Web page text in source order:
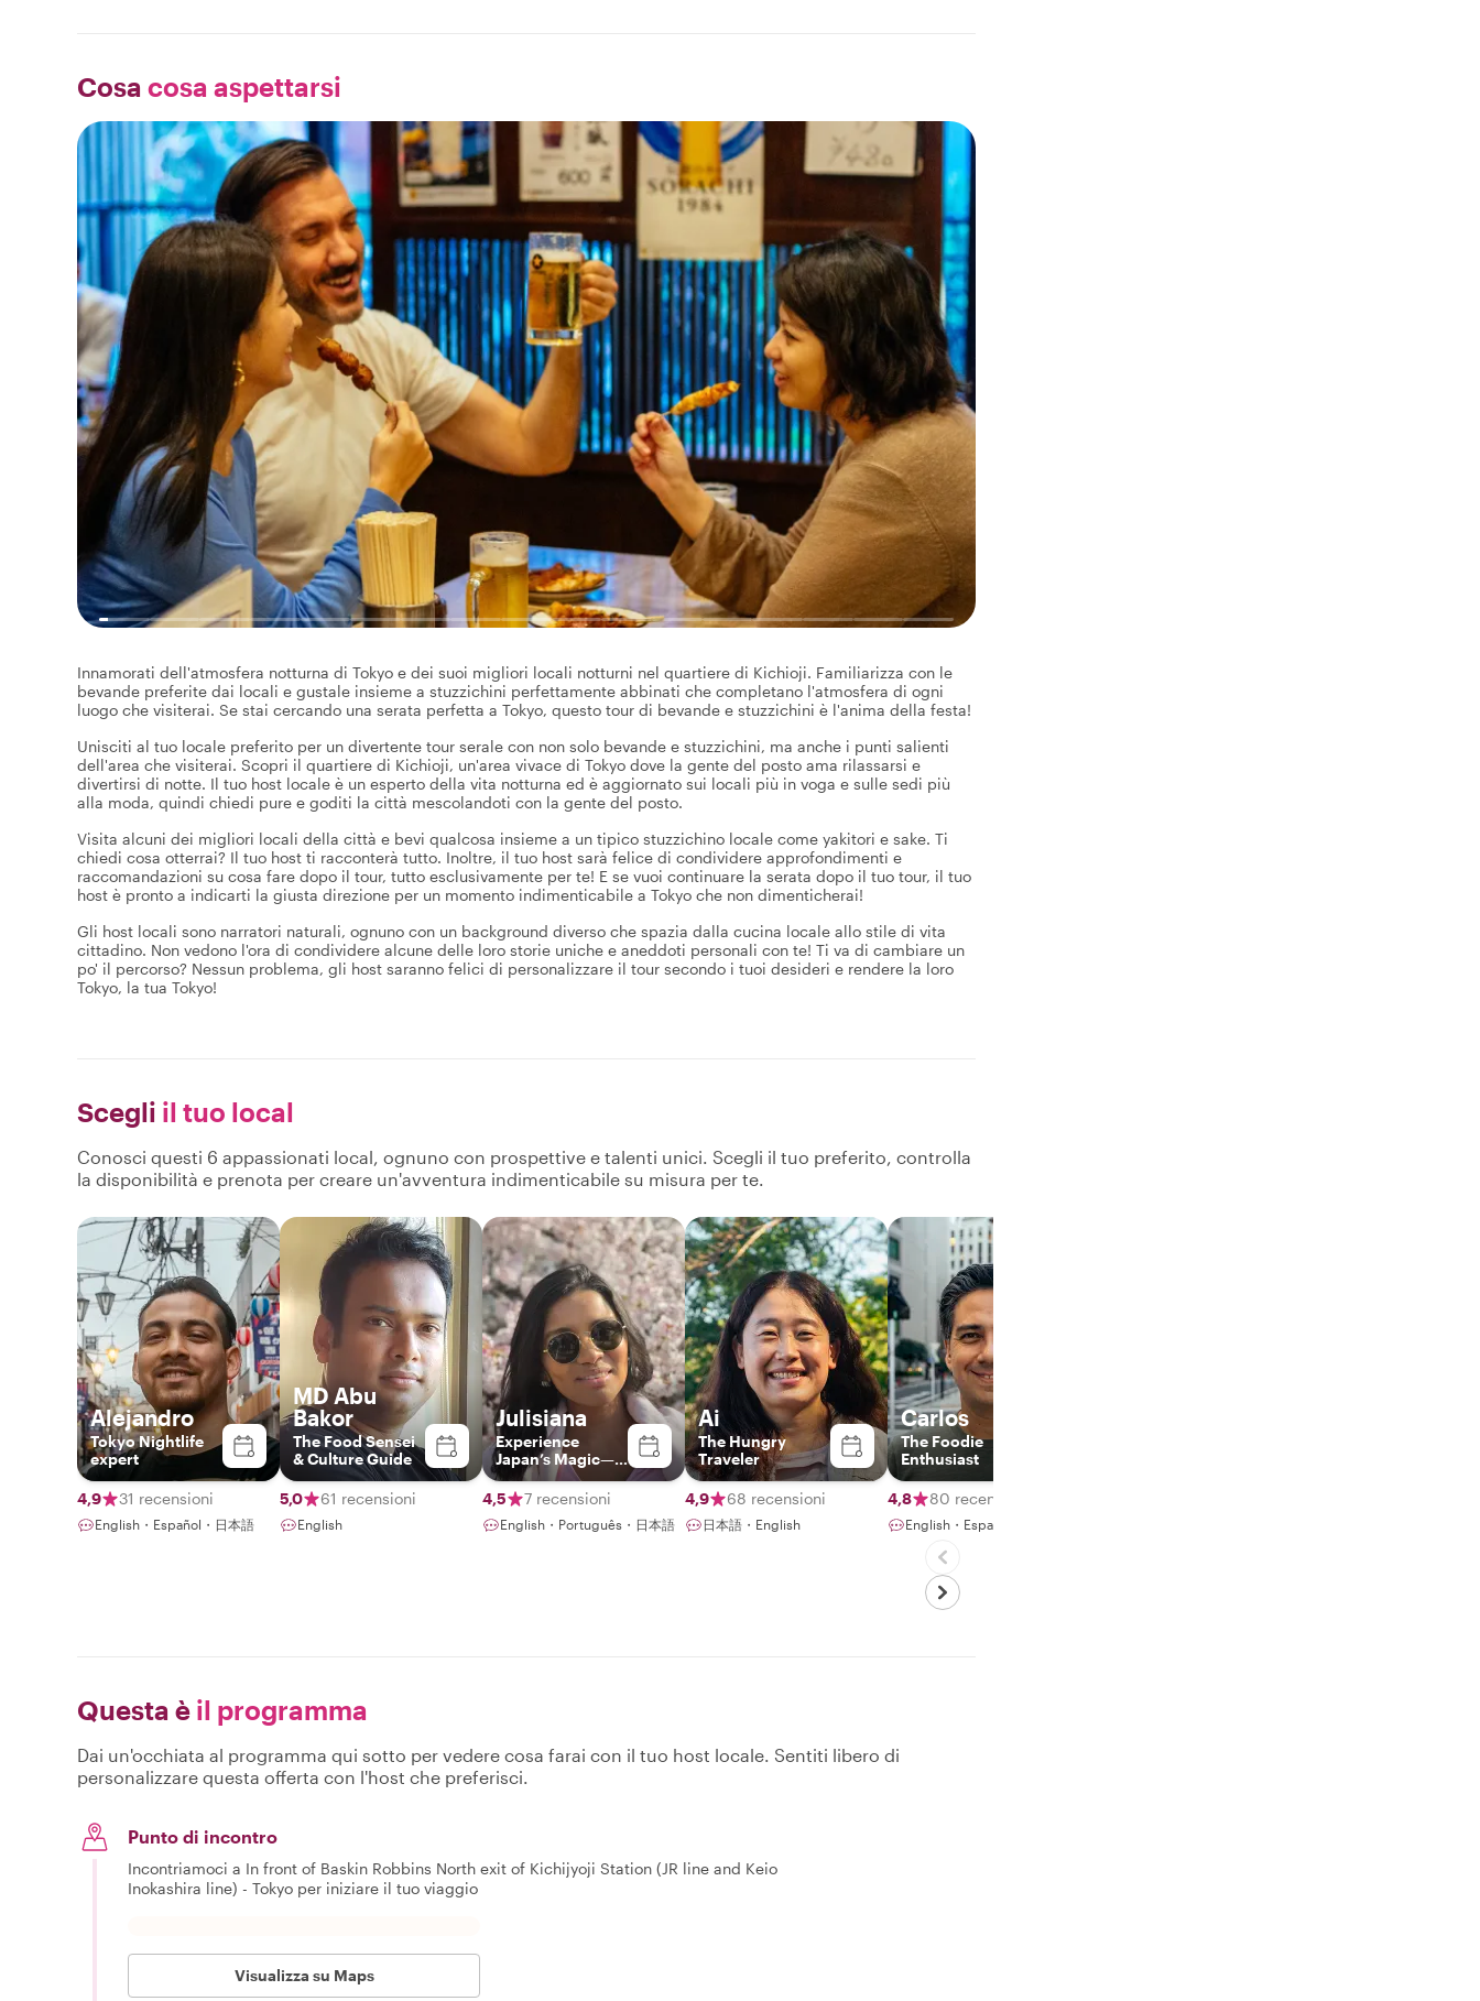
Cosa cosa aspettarsi
Innamorati dell'atmosfera notturna di Tokyo e dei suoi migliori locali notturni nel quartiere di Kichioji. Familiarizza con le
bevande preferite dai locali e gustale insieme a stuzzichini perfettamente abbinati che completano l'atmosfera di ogni
luogo che visiterai. Se stai cercando una serata perfetta a Tokyo, questo tour di bevande e stuzzichini è l'anima della festa!
Unisciti al tuo locale preferito per un divertente tour serale con non solo bevande e stuzzichini, ma anche i punti salienti
dell'area che visiterai. Scopri il quartiere di Kichioji, un'area vivace di Tokyo dove la gente del posto ama rilassarsi e
divertirsi di notte. Il tuo host locale è un esperto della vita notturna ed è aggiornato sui locali più in voga e sulle sedi più
alla moda, quindi chiedi pure e goditi la città mescolandoti con la gente del posto.
Visita alcuni dei migliori locali della città e bevi qualcosa insieme a un tipico stuzzichino locale come yakitori e sake. Ti
chiedi cosa otterrai? Il tuo host ti racconterà tutto. Inoltre, il tuo host sarà felice di condividere approfondimenti e
raccomandazioni su cosa fare dopo il tour, tutto esclusivamente per te! E se vuoi continuare la serata dopo il tuo tour, il tuo
host è pronto a indicarti la giusta direzione per un momento indimenticabile a Tokyo che non dimenticherai!
Gli host locali sono narratori naturali, ognuno con un background diverso che spazia dalla cucina locale allo stile di vita
cittadino. Non vedono l'ora di condividere alcune delle loro storie uniche e aneddoti personali con te! Ti va di cambiare un
po' il percorso? Nessun problema, gli host saranno felici di personalizzare il tour secondo i tuoi desideri e rendere la loro
Tokyo, la tua Tokyo!
Scegli il tuo local
Conosci questi 6 appassionati local, ognuno con prospettive e talenti unici. Scegli il tuo preferito, controlla
la disponibilità e prenota per creare un'avventura indimenticabile su misura per te.
Alejandro
Tokyo Nightlife
expert
4,9 31 recensioni
English・Español・日本語
MD Abu
Bakor
The Food Sensei
& Culture Guide
5,0 61 recensioni
English
Julisiana
Experience
Japan’s Magic—
Guided by a
Local Expert
4,5 7 recensioni
English・Português・日本語
Ai
The Hungry
Traveler
4,9 68 recensioni
日本語・English
Carlos
The Foodie
Enthusiast
4,8 80 recensioni
English・Español
Questa è il programma
Dai un'occhiata al programma qui sotto per vedere cosa farai con il tuo host locale. Sentiti libero di
personalizzare questa offerta con l'host che preferisci.
Punto di incontro
Incontriamoci a In front of Baskin Robbins North exit of Kichijyoji Station (JR line and Keio
Inokashira line) - Tokyo per iniziare il tuo viaggio
Visualizza su Maps